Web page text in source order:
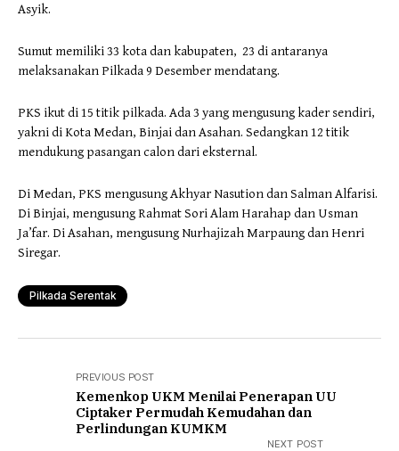
Asyik.
Sumut memiliki 33 kota dan kabupaten, 23 di antaranya
melaksanakan Pilkada 9 Desember mendatang.
PKS ikut di 15 titik pilkada. Ada 3 yang mengusung kader sendiri,
yakni di Kota Medan, Binjai dan Asahan. Sedangkan 12 titik
mendukung pasangan calon dari eksternal.
Di Medan, PKS mengusung Akhyar Nasution dan Salman Alfarisi.
Di Binjai, mengusung Rahmat Sori Alam Harahap dan Usman
Ja’far. Di Asahan, mengusung Nurhajizah Marpaung dan Henri
Siregar.
Pilkada Serentak
PREVIOUS POST
Kemenkop UKM Menilai Penerapan UU
Ciptaker Permudah Kemudahan dan
Perlindungan KUMKM
NEXT POST